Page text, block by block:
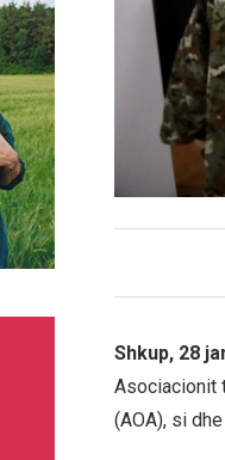
Shkup, 28
Asociacionit
(AOA), si